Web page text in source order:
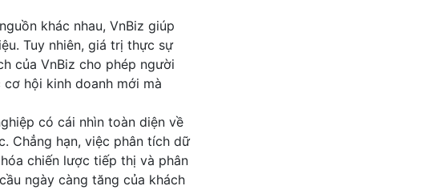
khác nhau, VnBiz giúp
Tuy nhiên, giá trị thực sự
của VnBiz cho phép người
hội kinh doanh mới mà
có cái nhìn toàn diện về
Chẳng hạn, việc phân tích dữ
chiến lược tiếp thị và phân
ngày càng tăng của khách